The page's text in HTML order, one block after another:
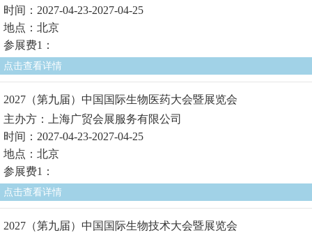
时间：2027-04-23-2027-04-25
地点：北京
参展费1：
点击查看详情
2027（第九届）中国国际生物医药大会暨展览会
主办方：上海广贸会展服务有限公司
时间：2027-04-23-2027-04-25
地点：北京
参展费1：
点击查看详情
2027（第九届）中国国际生物技术大会暨展览会